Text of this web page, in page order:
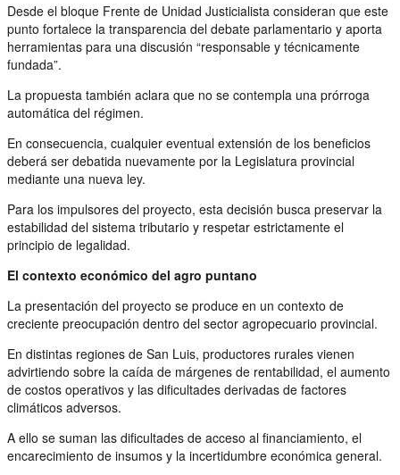
Desde el bloque Frente de Unidad Justicialista consideran que este
punto fortalece la transparencia del debate parlamentario y aporta
herramientas para una discusión “responsable y técnicamente
fundada”.
La propuesta también aclara que no se contempla una prórroga
automática del régimen.
En consecuencia, cualquier eventual extensión de los beneficios
deberá ser debatida nuevamente por la Legislatura provincial
mediante una nueva ley.
Para los impulsores del proyecto, esta decisión busca preservar la
estabilidad del sistema tributario y respetar estrictamente el
principio de legalidad.
El contexto económico del agro puntano
La presentación del proyecto se produce en un contexto de
creciente preocupación dentro del sector agropecuario provincial.
En distintas regiones de San Luis, productores rurales vienen
advirtiendo sobre la caída de márgenes de rentabilidad, el aumento
de costos operativos y las dificultades derivadas de factores
climáticos adversos.
A ello se suman las dificultades de acceso al financiamiento, el
encarecimiento de insumos y la incertidumbre económica general.